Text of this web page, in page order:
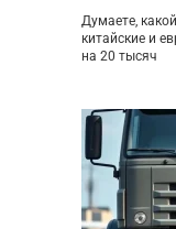
Думаете,
китайские и
на 20 тысяч